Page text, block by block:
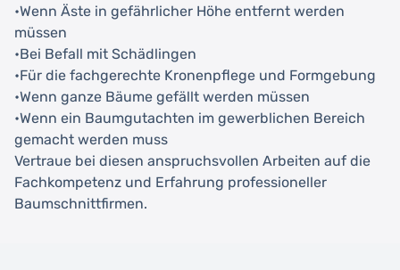
•Wenn Äste in gefährlicher Höhe entfernt werden
müssen
•Bei Befall mit Schädlingen
•Für die fachgerechte Kronenpflege und Formgebung
•Wenn ganze Bäume gefällt werden müssen
•Wenn ein Baumgutachten im gewerblichen Bereich
gemacht werden muss
Vertraue bei diesen anspruchsvollen Arbeiten auf die
Fachkompetenz und Erfahrung professioneller
Baumschnittfirmen.